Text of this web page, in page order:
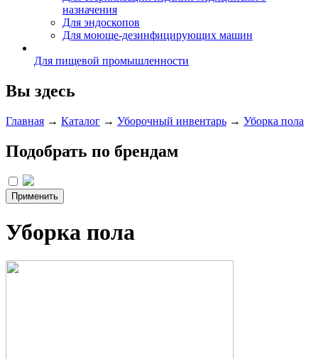
назначения
Для эндоскопов
Для моюще-дезинфицирующих машин
Для пищевой промышленности
Вы здесь
Главная → Каталог → Уборочный инвентарь → Уборка пола
Подобрать по брендам
Уборка пола